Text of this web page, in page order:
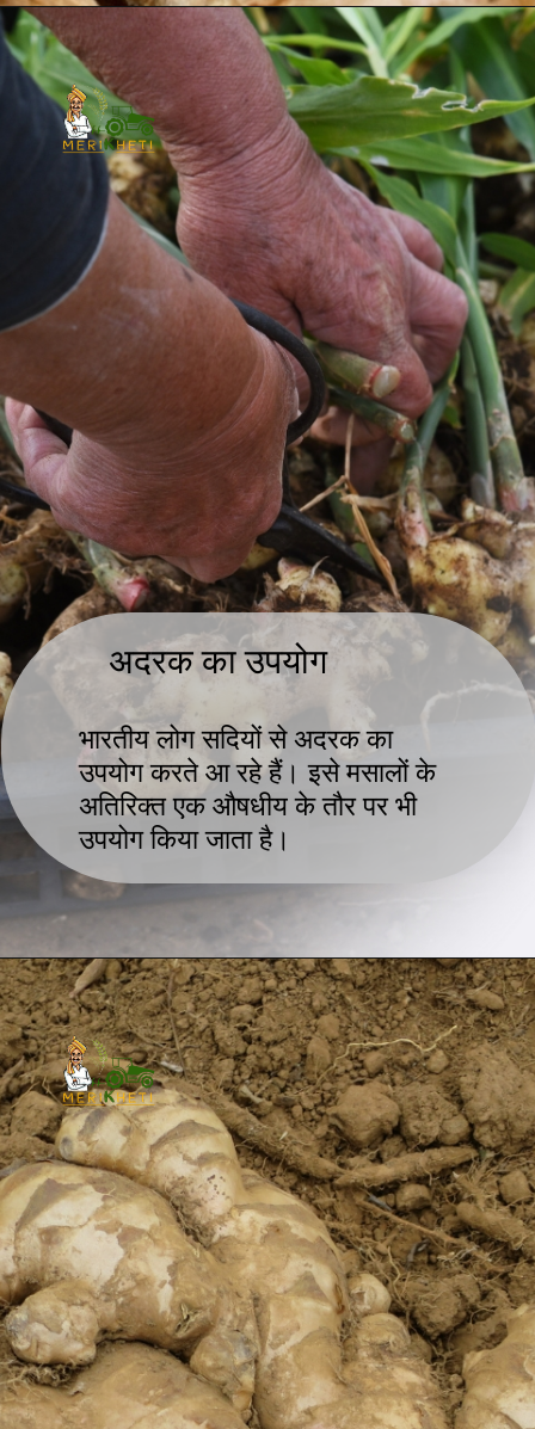
अदरक का उपयोग
भारतीय लोग सदियों से अदरक का
उपयोग करते आ रहे हैं। इसे मसालों के
अतिरिक्त एक औषधीय के तौर पर भी
उपयोग किया जाता है।